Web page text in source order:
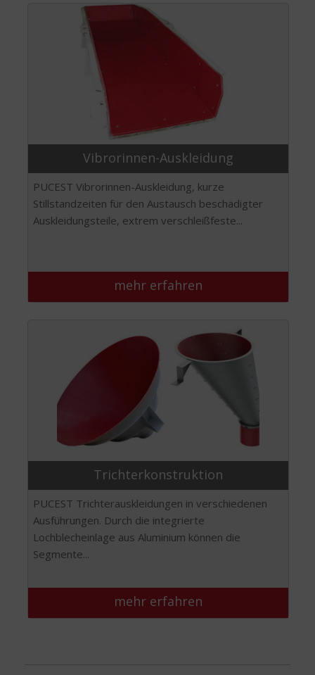
Vibrorinnen-Auskleidung
PUCEST Vibrorinnen-Auskleidung, kurze
Stillstandzeiten für den Austausch beschädigter
Auskleidungsteile, extrem verschleißfeste...
mehr erfahren
Trichterkonstruktion
PUCEST Trichterauskleidungen in verschiedenen
Ausführungen. Durch die integrierte
Lochblecheinlage aus Aluminium können die
Segmente...
mehr erfahren